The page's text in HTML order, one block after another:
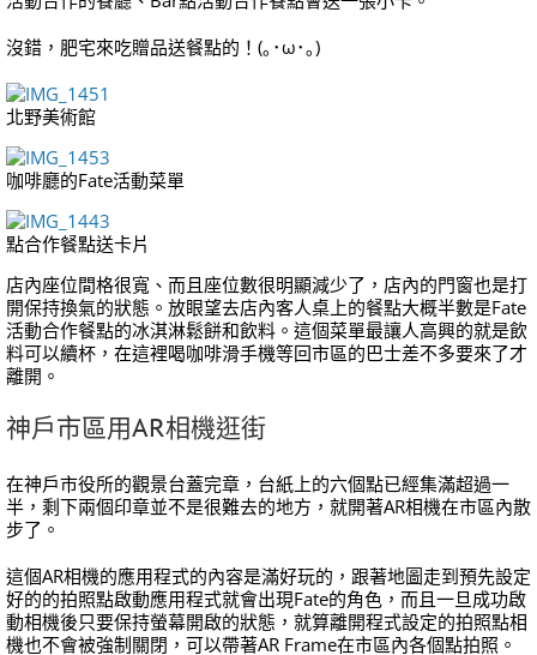
沒錯，肥宅來吃贈品送餐點的！(｡･ω･｡)
北野美術館
咖啡廳的Fate活動菜單
點合作餐點送卡片
店內座位間格很寬、而且座位數很明顯減少了，店內的門窗也是打
開保持換氣的狀態。放眼望去店內客人桌上的餐點大概半數是Fate
活動合作餐點的冰淇淋鬆餅和飲料。這個菜單最讓人高興的就是飲
料可以續杯，在這裡喝咖啡滑手機等回市區的巴士差不多要來了才
離開。
神戶市區用AR相機逛街
在神戶市役所的觀景台蓋完章，台紙上的六個點已經集滿超過一
半，剩下兩個印章並不是很難去的地方，就開著AR相機在市區內散
步了。
這個AR相機的應用程式的內容是滿好玩的，跟著地圖走到預先設定
好的的拍照點啟動應用程式就會出現Fate的角色，而且一旦成功啟
動相機後只要保持螢幕開啟的狀態，就算離開程式設定的拍照點相
機也不會被強制關閉，可以帶著AR Frame在市區內各個點拍照。